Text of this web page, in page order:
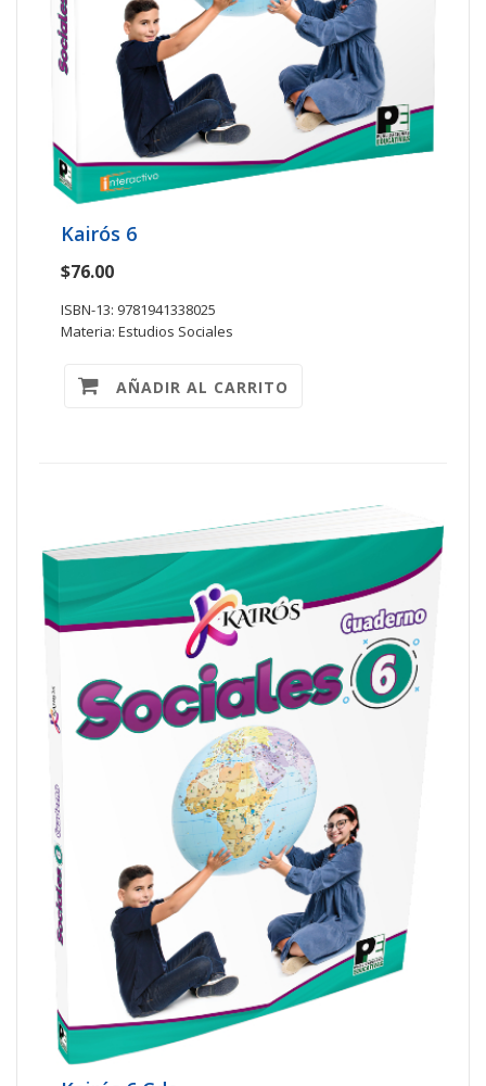
Kairós 6
$76.00
ISBN-13: 9781941338025
Materia: Estudios Sociales
AÑADIR AL CARRITO